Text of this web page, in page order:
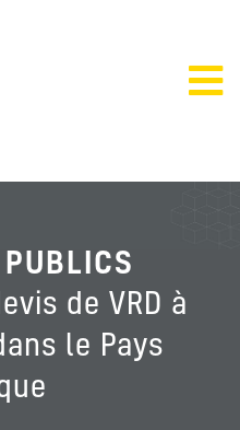
de VRD à
le Pays